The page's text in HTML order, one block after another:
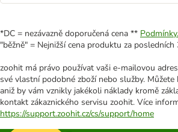
*DC = nezávazně doporučená cena ** Podmínky.
"běžně" = Nejnižší cena produktu za posledních
zoohit má právo používat vaši e-mailovou
své vlastní podobné zboží nebo služby.
aniž by vám vznikly jakékoli náklady kromě
kontakt zákaznického servisu zoohit. Více
https://support.zoohit.cz/cs/support/home